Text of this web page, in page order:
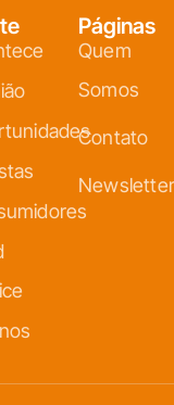
Páginas
Quem
Somos
Contato
Newsletter